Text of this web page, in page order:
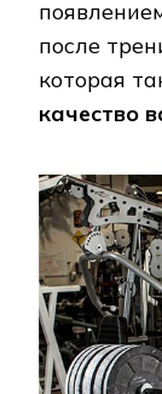
после
которая
качество